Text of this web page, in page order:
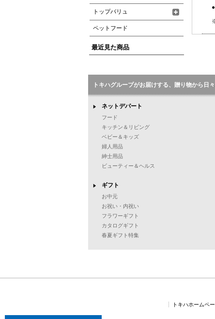
トップバリュ
ペットフード
最近見た商品
トキハグループがお届けする、贈り物から日
ネットデパート
フード
キッチン＆リビング
ベビー＆キッズ
婦人用品
紳士用品
ビューティー＆ヘルス
ギフト
お中元
お祝い・内祝い
フラワーギフト
カタログギフト
春夏ギフト特集
トキハホームペ